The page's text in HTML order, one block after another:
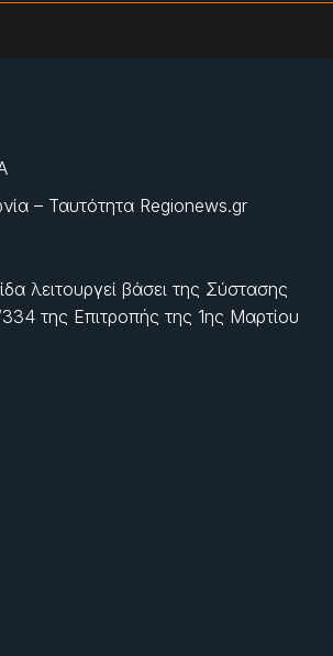
– Ταυτότητα Regionews.gr
λειτουργεί βάσει της Σύστασης
της Επιτροπής της 1ης Μαρτίου